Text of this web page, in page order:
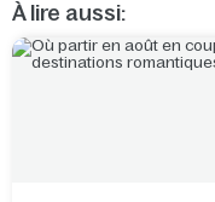
À lire aussi: